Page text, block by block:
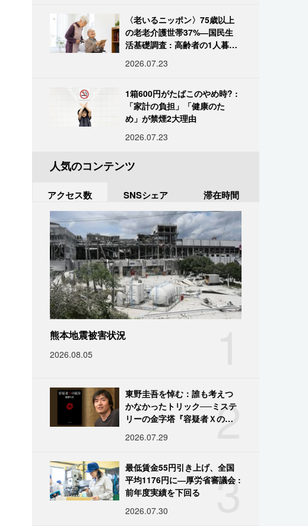
〈老いるニッポン〉75歳以上
の老老介護世帯37%―国民生
活基礎調査 : 高齢者の1人暮ら
2026.07.23
1箱600円がたばこのやめ時? :
「家計の負担」「健康のた
め」が禁煙2大理由
2026.07.23
人気のコンテンツ
アクセス数 SNSシェア 滞在時間
熊本地震被害状況
2026.08.05
2
東野圭吾を悼む：誰も考えつ
かなかったトリック──ミステ
リーの金字塔『容疑者Ｘの献
2026.07.29
3
最低賃金55円引き上げ、全国
平均1176円に―厚労省審議会 :
前年度実績を下回る
2026.07.30